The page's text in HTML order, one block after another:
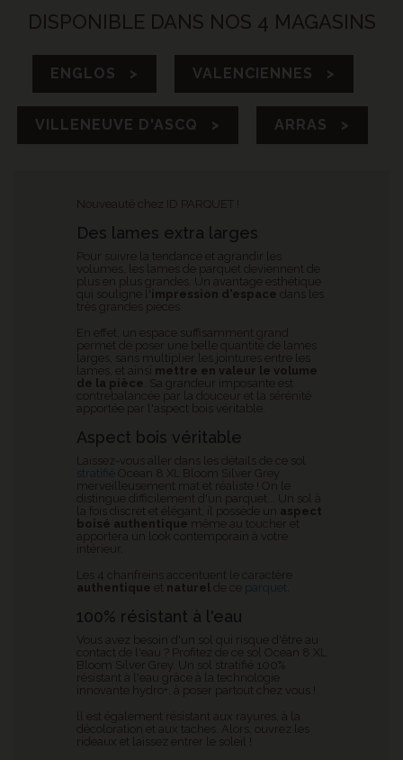
DISPONIBLE DANS NOS 4 MAGASINS
ENGLOS > VALENCIENNES >
VILLENEUVE D'ASCQ > ARRAS >
Nouveauté chez ID PARQUET !
Des lames extra larges
Pour suivre la tendance et agrandir les
volumes, les lames de parquet deviennent de
plus en plus grandes. Un avantage esthétique
impression d'espace
très grandes pièces.
En effet, un espace suffisamment grand
permet de poser une belle quantité de lames
larges, sans multiplier les jointures entre les
lames, et ainsi mettre en valeur le volume
de la pièce . Sa grandeur imposante est
contrebalancée par la douceur et la sérénité
apportée par l'aspect bois véritable.
Aspect bois véritable
Laissez-vous aller dans les détails de ce sol
stratifié
Ocean 8 XL Bloom Silver Grey
merveilleusement mat et réaliste ! On le
distingue difficilement d'un parquet... Un sol à
la fois discret et élégant, il possède un aspect
boisé authentique même au toucher et
apportera un look contemporain à votre
intérieur.
Les 4 chanfreins accentuent le caractère
authentique et naturel parquet
100% résistant à l'eau
Vous avez besoin d'un sol qui risque d'être au
contact de l'eau ? Profitez de ce sol Ocean 8 XL
Bloom Silver Grey
. Un sol stratifié 100%
résistant à l'eau grâce à la technologie
innovante hydro+, à poser partout chez vous !
ll est également résistant aux rayures, à la
décoloration et aux taches. Alors, ouvrez les
rideaux et laissez entrer le soleil !